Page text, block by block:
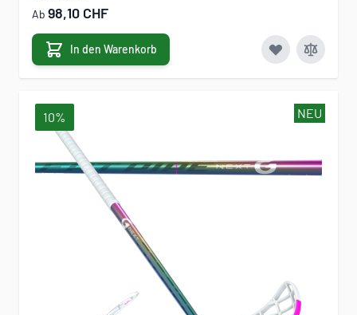
Ab 98,10 CHF
In den Warenkorb
NEU
10%